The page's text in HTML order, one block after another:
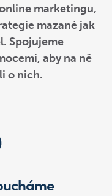
marketingu,
mazané jak
Spojujeme
aby na ně
o nich.